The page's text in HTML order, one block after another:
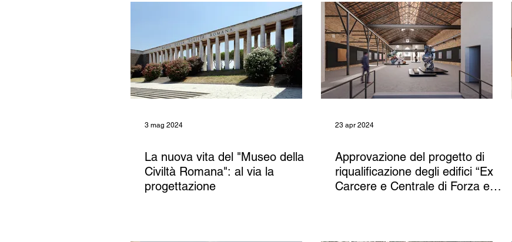
3 mag 2024
La nuova vita del "Museo della
Civiltà Romana": al via la
progettazione
23 apr 2024
Approvazione del progetto di
riqualificazione degli edifici “Ex
Carcere e Centrale di Forza e